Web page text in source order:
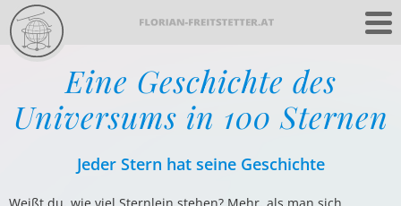
Eine Geschichte des
Universums in 100 Sternen
Jeder Stern hat seine Geschichte